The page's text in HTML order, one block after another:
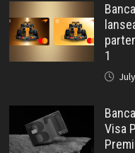
1
Visa